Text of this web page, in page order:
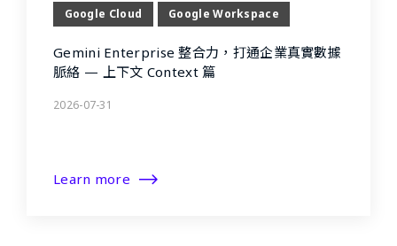
Google Cloud Google Workspace
Gemini Enterprise 整合力，打通企業真實數據
脈絡 — 上下文 Context 篇
2026-07-31
Learn more